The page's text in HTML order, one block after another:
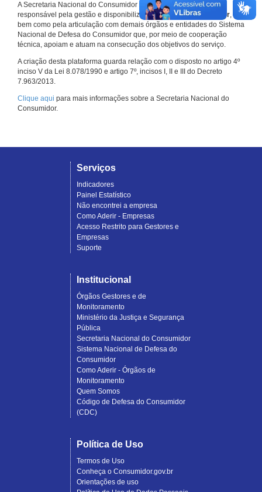
A Secretaria Nacional do Consumidor do Ministério da Justiça é a
responsável pela gestão e disponibilização doConsumidor.gov.br,
bem como pela articulação com demais órgãos e entidades do Sistema
Nacional de Defesa do Consumidor que, por meio de cooperação
técnica, apoiam e atuam na consecução dos objetivos do serviço.
A criação desta plataforma guarda relação com o disposto no artigo 4º
inciso V da Lei 8.078/1990 e artigo 7º, incisos I, II e III do Decreto
7.963/2013.
Clique aqui para mais informações sobre a Secretaria Nacional do
Consumidor.
Serviços
Indicadores
Painel Estatístico
Não encontrei a empresa
Como Aderir - Empresas
Acesso Restrito para Gestores e
Empresas
Suporte
Institucional
Órgãos Gestores e de
Monitoramento
Ministério da Justiça e Segurança
Pública
Secretaria Nacional do Consumidor
Sistema Nacional de Defesa do
Consumidor
Como Aderir - Órgãos de
Monitoramento
Quem Somos
Código de Defesa do Consumidor
(CDC)
Política de Uso
Termos de Uso
Conheça o Consumidor.gov.br
Orientações de uso